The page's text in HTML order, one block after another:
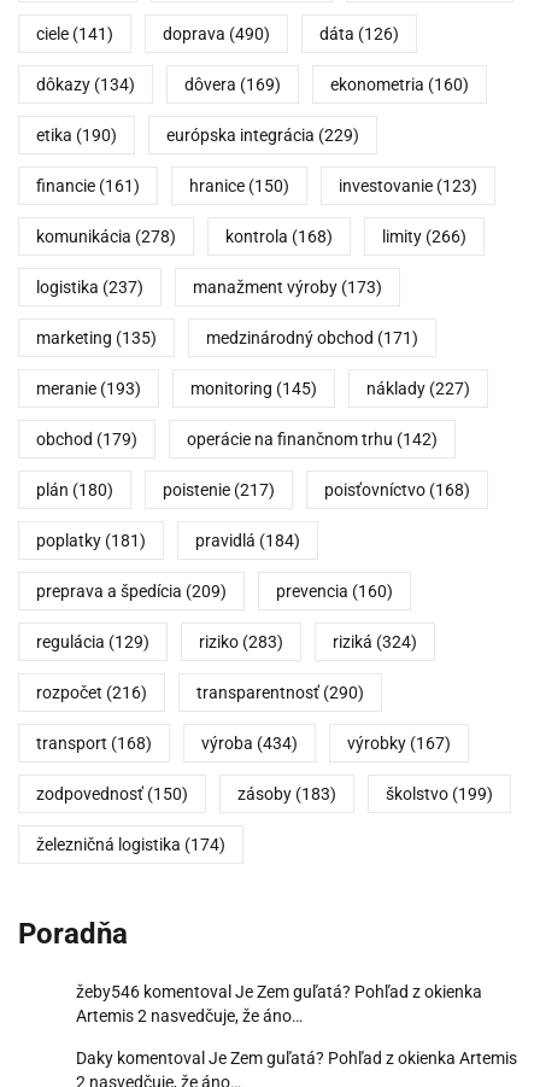
ciele (141) doprava (490) dáta (126)
dôkazy (134) dôvera (169) ekonometria (160)
etika (190) európska integrácia (229)
financie (161) hranice (150) investovanie (123)
komunikácia (278) kontrola (168) limity (266)
logistika (237) manažment výroby (173)
marketing (135) medzinárodný obchod (171)
meranie (193) monitoring (145) náklady (227)
obchod (179) operácie na finančnom trhu (142)
plán (180) poistenie (217) poisťovníctvo (168)
poplatky (181) pravidlá (184)
preprava a špedícia (209) prevencia (160)
regulácia (129) riziko (283) riziká (324)
rozpočet (216) transparentnosť (290)
transport (168) výroba (434) výrobky (167)
zodpovednosť (150) zásoby (183) školstvo (199)
železničná logistika (174)
Poradňa
žeby546 komentoval Je Zem guľatá? Pohľad z okienka
Artemis 2 nasvedčuje, že áno…
Daky komentoval Je Zem guľatá? Pohľad z okienka Artemis
2 nasvedčuje, že áno…